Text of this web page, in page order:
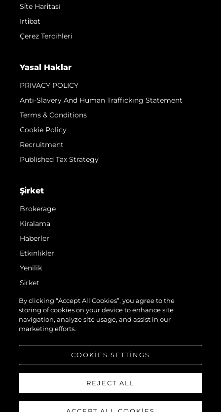
Si̇te Hari̇tasi
İrti̇bat
Çerez Tercihleri
Yasal Haklar
PRIVACY POLICY
Anti-Slavery And Human Trafficking Statement
Terms & Conditions
Cookie Policy
Recruitment
Published Tax Strategy
Şi̇rket
Brokerage
Kiralama
Haberler
Etkinlikler
Yenilik
Şi̇rket
Ekip
Yaşam Şekli̇
Mi̇ras
By clicking “Accept All Cookies”, you agree to the
storing of cookies on your device to enhance site
navigation, analyze site usage, and assist in our
marketing efforts.
COOKIES SETTINGS
REJECT ALL